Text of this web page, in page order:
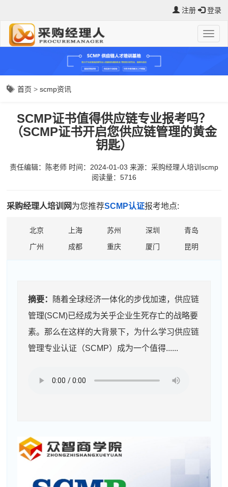
注册 登录
首页 >scmp资讯
SCMP证书值得供应链专业报考吗？
（SCMP证书开启您供应链管理的黄金
钥匙）
责任编辑：陈老师 时间：2024-01-03 来源： 采购经理人培训scmp
阅读量：5716
采购经理人培训网为您推荐SCMP认证报考地点:
北京 上海 苏州 深圳
青岛
广州
成都 重庆 厦门 昆明
摘要： 随着全球经济一体化的步伐加速，供应链
管理(SCM)已经成为关乎企业生死存亡的战略要
素。那么在这样的大背景下，为什么学习供应链
管理专业认证（SCMP）成为一个值得......